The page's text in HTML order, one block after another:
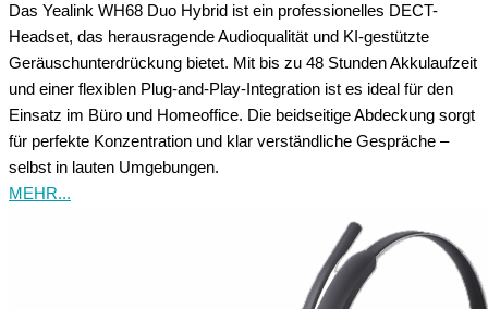
Das Yealink WH68 Duo Hybrid ist ein professionelles DECT-
Headset, das herausragende Audioqualität und KI-gestützte
Geräuschunterdrückung bietet. Mit bis zu 48 Stunden Akkulaufzeit
und einer flexiblen Plug-and-Play-Integration ist es ideal für den
Einsatz im Büro und Homeoffice. Die beidseitige Abdeckung sorgt
für perfekte Konzentration und klar verständliche Gespräche –
selbst in lauten Umgebungen.
MEHR...